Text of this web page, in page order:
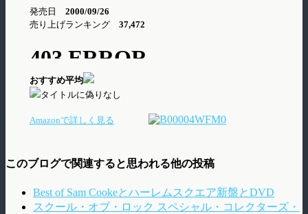
発売日 2000/09/26
売り上げランキング 37,472
おすすめ平均
タイトルに偽りなし
Amazonで詳しく見る
このブログで関連すると思われる他の投稿
Best of Sam Cookeとハーレムスクエア新盤とDVD
スクール・オブ・ロック スペシャル・コレクターズ・